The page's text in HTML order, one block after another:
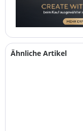
Ähnliche Artikel